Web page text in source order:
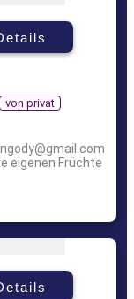
von privat
eigenen Früchte